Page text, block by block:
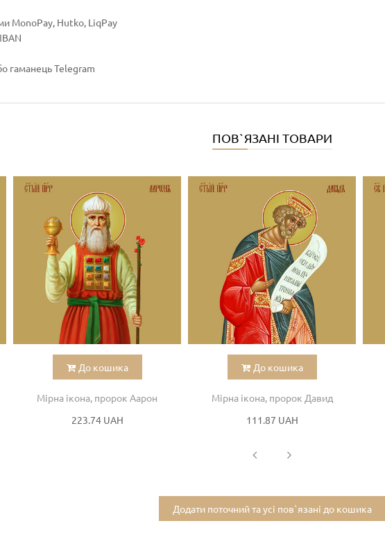
MonoPay, Hutko, LiqPay
гаманець Telegram
ПОВ`ЯЗАНІ ТОВАРИ
До кошика
Мірна ікона, пророк Аарон
223.74 UAH
До кошика
Мірна ікона, пророк Давид
111.87 UAH
Додати поточний та усі пов`язані до кошика